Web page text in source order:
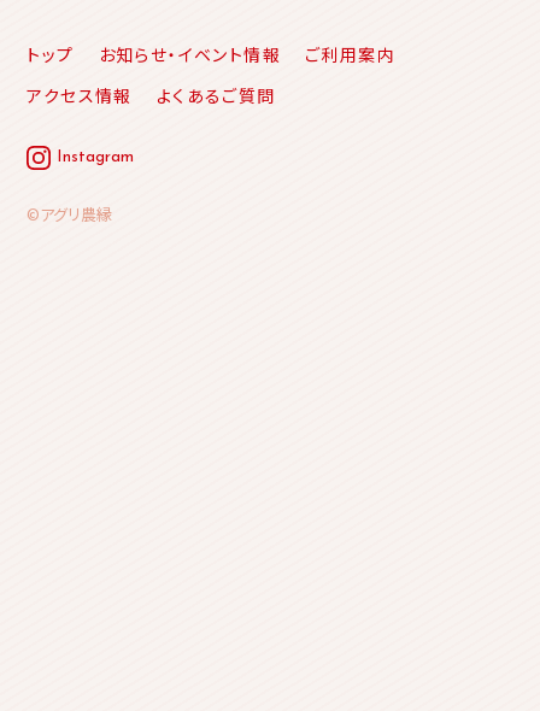
トップ お知らせ・イベント情報
ご利用案内
アクセス情報
よくあるご質問
Instagram
©アグリ農縁